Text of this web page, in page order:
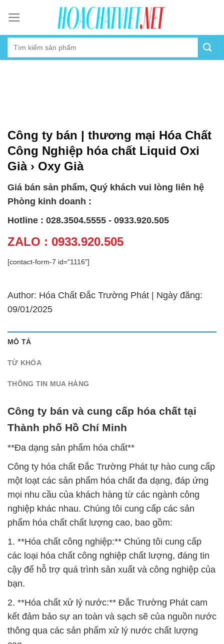
content
Công ty bán | thương mại Hóa Chất
Công Nghiệp hóa chất Liquid Oxi
Già › Oxy Già
Giá bán sản phẩm, Quý khách vui lòng liên hệ
Phòng kinh doanh :
Hotline : 028.3504.5555 - 0933.920.505
ZALO : 0933.920.505
[contact-form-7 id="1116"]
Author: Hóa Chất Đắc Trường Phát | Ngày đăng:
09/01/2025
MÔ TẢ
TỪ KHÓA
THÔNG TIN MUA HÀNG
Công ty bán và cung cấp hóa chất tại
Thành phố Hồ Chí Minh
**Đa dạng sản phẩm hóa chất**
Công ty hóa chất Đắc Trường Phát tự hào cung cấp
một loạt các sản phẩm hóa chất đa dạng, đáp ứng
mọi nhu cầu của khách hàng từ các ngành công
nghiệp khác nhau. Chúng tôi cung cấp các sản
phẩm hóa chất chất lượng cao, bao gồm:
1. **Hóa chất công nghiệp:** Chúng tôi cung cấp
các loại hóa chất công nghiệp chất lượng, đáng tin
cậy để hỗ trợ quá trình sản xuất và công nghiệp của
bạn.
2. **Hóa chất xử lý nước:** Đắc Trường Phát cam
kết đảm bảo sự an toàn và sạch sẽ của nguồn nước
thông qua các sản phẩm xử lý nước chất lượng